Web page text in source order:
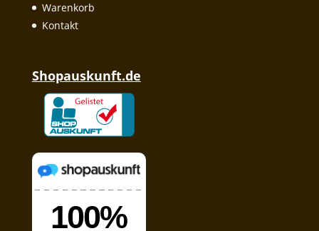
Warenkorb
Kontakt
Shopauskunft.de